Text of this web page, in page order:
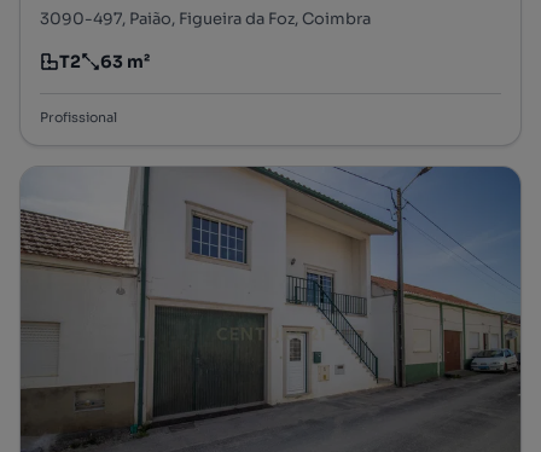
3090-497, Paião, Figueira da Foz, Coimbra
Tipologia
T2
Preço por metro quadrado
63 m²
Profissional